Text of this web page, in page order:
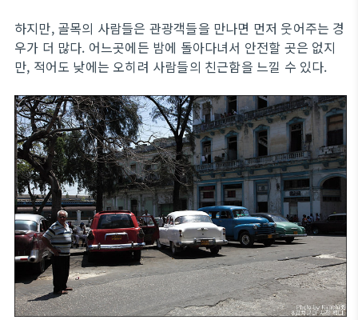
하지만, 골목의 사람들은 관광객들을 만나면 먼저 웃어주는 경
우가 더 많다. 어느곳에든 밤에 돌아다녀서 안전할 곳은 없지
만, 적어도 낮에는 오히려 사람들의 친근함을 느낄 수 있다.